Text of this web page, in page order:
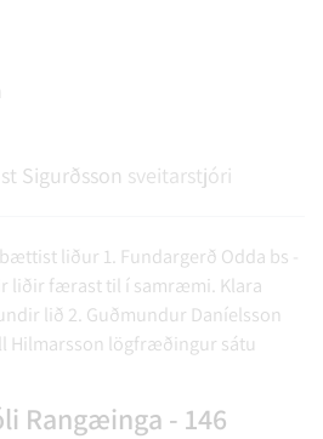
Sigurðsson sveitarstjóri
liður 1. Fundargerð Odda bs -
liðir færast til í samræmi. Klara
lið 2. Guðmundur Daníelsson
Hilmarsson lögfræðingur sátu
Rangæinga - 146